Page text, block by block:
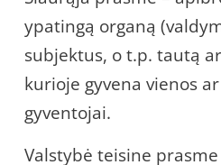
ypatingą organą
subjektus, o t.p. tautą
kurioje gyvena vienos
gyventojai.
Valstybė teisine